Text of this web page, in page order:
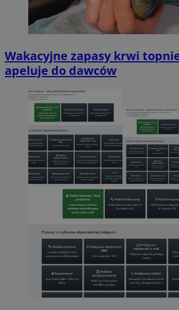
Wakacyjne zapasy krwi
apeluje do dawców